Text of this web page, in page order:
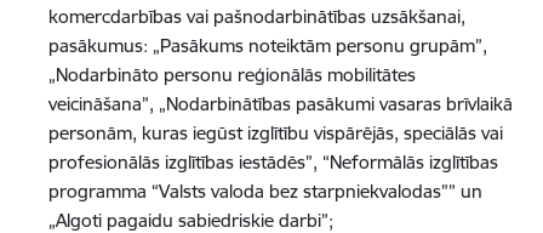
komercdarbības vai pašnodarbinātības uzsākšanai,
pasākumus: „Pasākums noteiktām personu grupām”,
„Nodarbināto personu reģionālās mobilitātes
veicināšana”, „Nodarbinātības pasākumi vasaras brīvlaikā
personām, kuras iegūst izglītību vispārējās, speciālās vai
profesionālās izglītības iestādēs”, “Neformālās izglītības
programma “Valsts valoda bez starpniekvalodas”” un
„Algoti pagaidu sabiedriskie darbi”;